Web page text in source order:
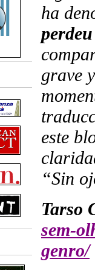
ha
grave
este
“Sin
Tarso
sem-
genro/